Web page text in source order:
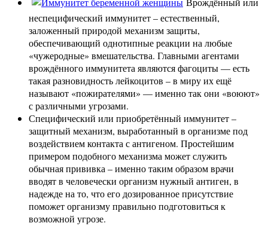
неспецифический иммунитет – естественный,
заложенный природой механизм защиты,
обеспечивающий однотипные реакции на любые
«чужеродные» вмешательства. Главными агентами
врождённого иммунитета являются фагоциты — есть
такая разновидность лейкоцитов – в миру их ещё
называют «пожирателями» — именно так они «воюют»
с различными угрозами.
Специфический или приобретённый иммунитет –
защитный механизм, выработанный в организме под
воздействием контакта с антигеном. Простейшим
примером подобного механизма может служить
обычная прививка – именно таким образом врачи
вводят в человечески организм нужный антиген, в
надежде на то, что его дозированное присутствие
поможет организму правильно подготовиться к
возможной угрозе.